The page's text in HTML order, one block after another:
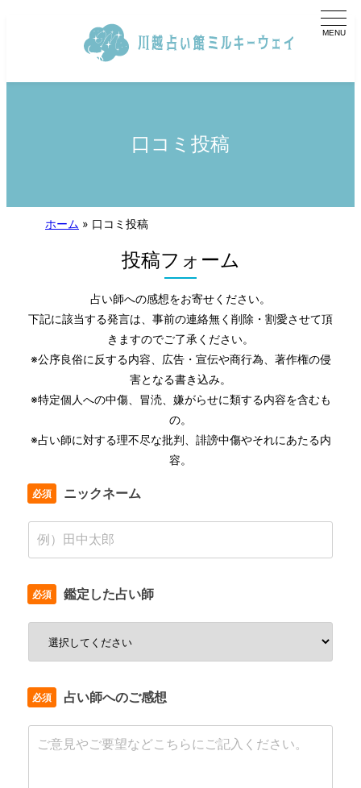
キ
口コミ投稿
ホーム » 口コミ投稿
投稿フォーム
占い師への感想をお寄せください。
下記に該当する発言は、事前の連絡無く削除・割愛させて頂
きますのでご了承ください。
※公序良俗に反する内容、広告・宣伝や商行為、著作権の侵
害となる書き込み。
※特定個人への中傷、冒涜、嫌がらせに類する内容を含むも
の。
※占い師に対する理不尽な批判、誹謗中傷やそれにあたる内
容。
ニックネーム
鑑定した占い師
占い師へのご感想